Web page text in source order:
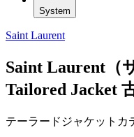
System
Saint Laurent
Saint Laurent（
Tailored Jacket
テーラードジャケットカ